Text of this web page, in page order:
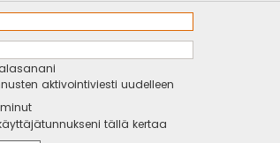
aktivointiviesti uudelleen
tällä kertaa